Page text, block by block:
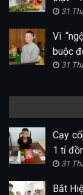
31
Vi
buộc
31
Cạy
1 tỉ
31
Bắt